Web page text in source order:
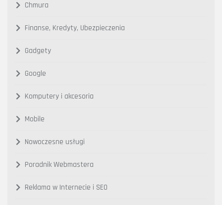
Chmura
Finanse, Kredyty, Ubezpieczenia
Gadgety
Google
Komputery i akcesoria
Mobile
Nowoczesne usługi
Poradnik Webmastera
Reklama w Internecie i SEO